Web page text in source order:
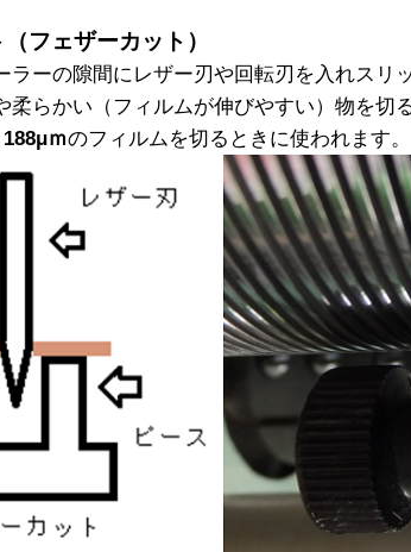
フェザーカット）
ラーの隙間にレザー刃や回転刃を入れスリ
柔らかい（フィルムが伸びやすい）物を切
188μｍ